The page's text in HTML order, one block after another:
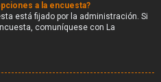
a la encuesta?
está fijado por la administración. Si
comuníquese con La